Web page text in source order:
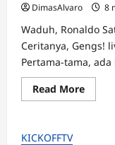
DimasAlvaro 8
Waduh, Ronaldo
Ceritanya, Gengs!
Pertama-tama, ada
Read MoreRead
more
KICKOFFTV